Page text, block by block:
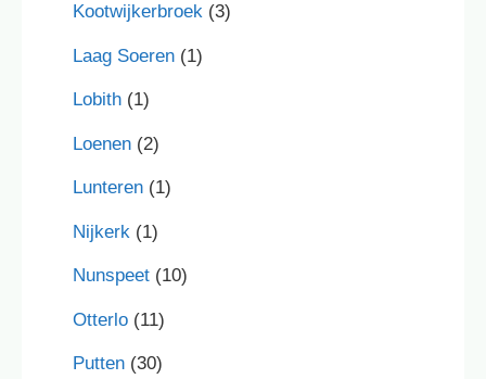
Kootwijkerbroek (3)
Laag Soeren (1)
Lobith (1)
Loenen (2)
Lunteren (1)
Nijkerk (1)
Nunspeet (10)
Otterlo (11)
Putten (30)